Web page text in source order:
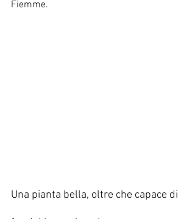
Fiemme.
Una pianta bella, oltre che capace di